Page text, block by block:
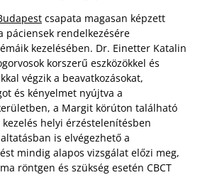
csapata magasan képzett
páciensek rendelkezésére
kezelésében. Dr. Einetter Katalin
korszerű eszközökkel és
végzik a beavatkozásokat,
és kényelmet nyújtva a
a Margit körúton található
helyi érzéstelenítésben
is elvégezhető a
mindig alapos vizsgálat előzi meg,
röntgen és szükség esetén CBCT